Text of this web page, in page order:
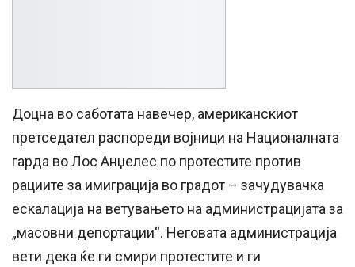
Доцна во саботата навечер, американскиот
претседател распореди војници на Националната
гарда во Лос Анџелес по протестите против
рациите за имиграција во градот – зачудувачка
ескалација на ветувањето на администрацијата за
„масовни депортации“. Неговата администрација
вети дека ќе ги смири протестите и ги